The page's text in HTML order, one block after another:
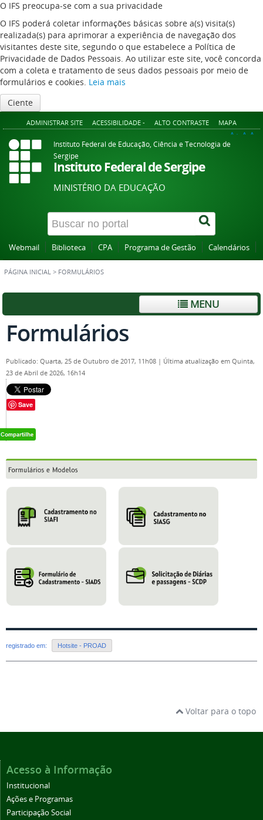
O IFS preocupa-se com a sua privacidade
O IFS poderá coletar informações básicas sobre a(s) visita(s)
realizada(s) para aprimorar a experiência de navegação dos
visitantes deste site, segundo o que estabelece a Política de
Privacidade de Dados Pessoais. Ao utilizar este site, você concorda
com a coleta e tratamento de seus dados pessoais por meio de
formulários e cookies. Leia mais
Ciente
ADMINISTRAR SITE ACESSIBILIDADE - ALTO CONTRASTE MAPA
A+ A A-
Instituto Federal de Educação, Ciência e Tecnologia de
Sergipe
Instituto Federal de Sergipe
MINISTÉRIO DA EDUCAÇÃO
Webmail Biblioteca CPA Programa de Gestão Calendários
PÁGINA INICIAL > FORMULÁRIOS
MENU
Formulários
Publicado: Quarta, 25 de Outubro de 2017, 11h08 | Última atualização em Quinta,
23 de Abril de 2026, 16h14
Save
registrado em: Hotsite - PROAD
Voltar para o topo
Acesso à Informação
Institucional
Ações e Programas
Participação Social